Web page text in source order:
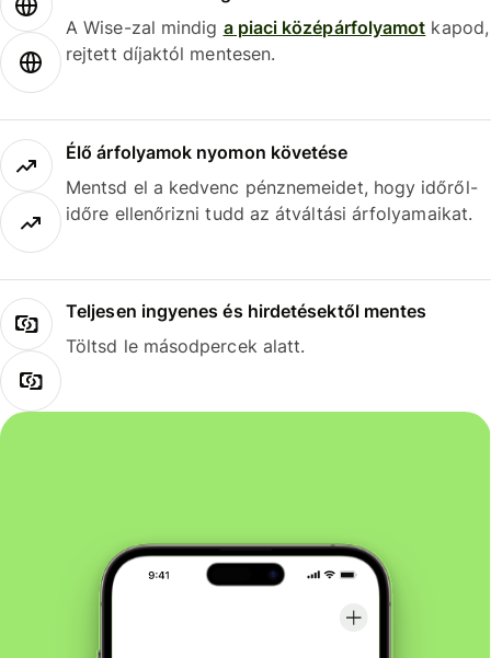
A Wise-zal mindig a piaci középárfolyamot kapod,
rejtett díjaktól mentesen.
Élő árfolyamok nyomon követése
Mentsd el a kedvenc pénznemeidet, hogy időről-
időre ellenőrizni tudd az átváltási árfolyamaikat.
Teljesen ingyenes és hirdetésektől mentes
Töltsd le másodpercek alatt.